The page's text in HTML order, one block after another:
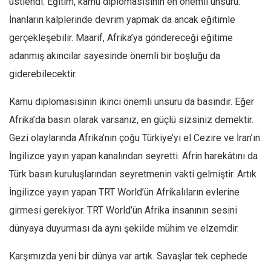
İnanların kalplerinde devrim yapmak da ancak eğitimle
gerçekleşebilir. Maarif, Afrika’ya göndereceği eğitime
adanmış akıncılar sayesinde önemli bir boşluğu da
giderebilecektir.
Kamu diplomasisinin ikinci önemli unsuru da basındır. Eğer
Afrika’da basın olarak varsanız, en güçlü sizsiniz demektir.
Gezi olaylarında Afrika’nın çoğu Türkiye’yi el Cezire ve İran’ın
İngilizce yayın yapan kanalından seyretti. Afrin harekâtını da
Türk basın kuruluşlarından seyretmenin vakti gelmiştir. Artık
İngilizce yayın yapan TRT World’ün Afrikalıların evlerine
girmesi gerekiyor. TRT World’ün Afrika insanının sesini
dünyaya duyurması da aynı şekilde mühim ve elzemdir.
Karşımızda yeni bir dünya var artık. Savaşlar tek cephede